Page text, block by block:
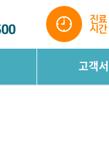
고객